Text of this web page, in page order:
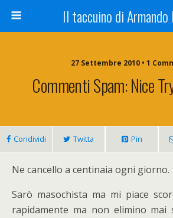
Il taccuino di
27 Settembre 2010 • 1
Commenti Spam: Nice
Condividi Twitta Pin
Ne cancello a centinaia ogni giorno.
Sarò masochista ma mi piace
rapidamente ma non elimino mai